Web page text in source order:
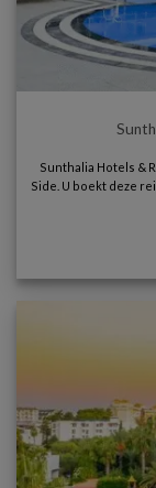
Sunthalia Hotels &
Side. U boekt deze